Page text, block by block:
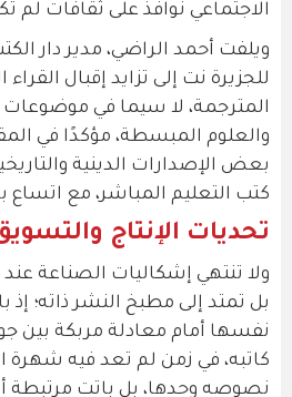
الاجتماعي نوافذ على ثقافات لم
ويلفت أحمد الراضي، مدير دار
للجزيرة نت إلى تزايد إقبال
المترجمة، لا سيما في موضوعات
والعلوم المبسطة، مؤكدًا في
بعض الإصدارات الدينية
كتب التعليم المباشر، مع اتساع
تحديات الإنتاج
ولا تنتهي إشكاليات الصناعة عند
بل تمتد إلى مطبخ النشر ذاته؛ إذ
نفسها أمام معادلة مربكة بين
كاتبه، في زمن لم تعد فيه شهرة
نصوصه وحدها، بل باتت مرتبطة